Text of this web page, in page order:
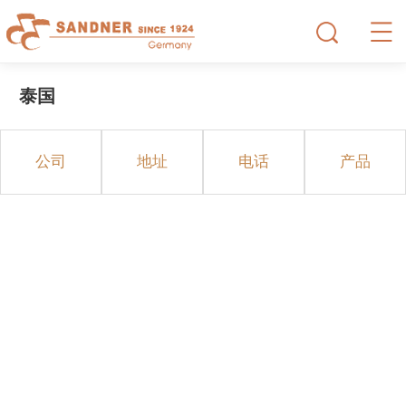
泰国
公司 地址 电话 产品